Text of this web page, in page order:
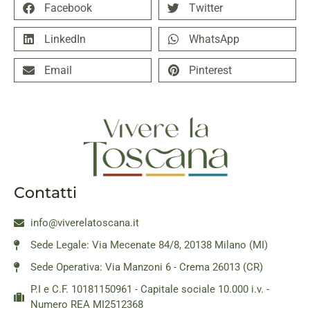
Facebook Twitter
LinkedIn WhatsApp
Email Pinterest
Contatti
info@viverelatoscana.it
Sede Legale: Via Mecenate 84/8, 20138 Milano (MI)
Sede Operativa: Via Manzoni 6 - Crema 26013 (CR)
P.I e C.F. 10181150961 - Capitale sociale 10.000 i.v. -
Numero REA MI2512368